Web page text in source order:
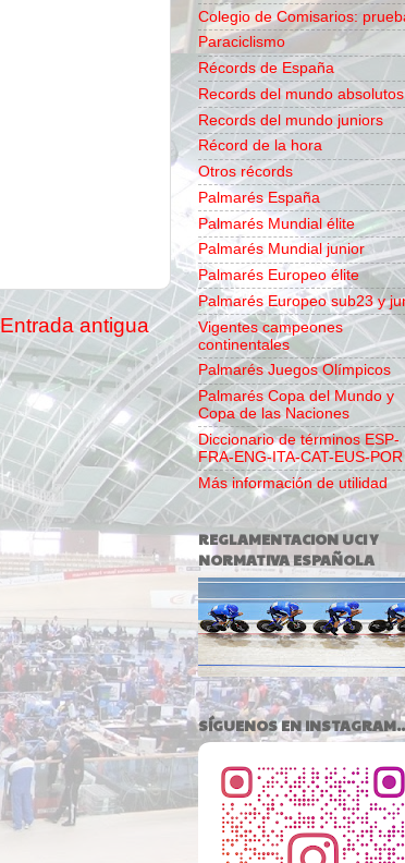
Entrada antigua
Colegio de Comisarios:
Paraciclismo
Récords de España
Records del mundo absolutos
Records del mundo juniors
Récord de la hora
Otros récords
Palmarés España
Palmarés Mundial élite
Palmarés Mundial junior
Palmarés Europeo élite
Palmarés Europeo sub23 y
Vigentes campeones
continentales
Palmarés Juegos Olímpicos
Palmarés Copa del Mundo y
Copa de las Naciones
Diccionario de términos ESP-
FRA-ENG-ITA-CAT-EUS-POR
Más información de utilidad
REGLAMENTACION UCI Y
NORMATIVA ESPAÑOLA
SÍGUENOS EN